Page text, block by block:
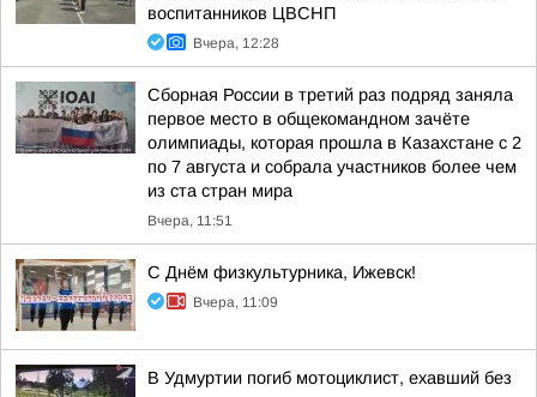
воспитанников ЦВСНП
Вчера, 12:28
Сборная России в третий раз подряд заняла
первое место в общекомандном зачёте
олимпиады, которая прошла в Казахстане с 2
по 7 августа и собрала участников более чем
из ста стран мира
Вчера, 11:51
С Днём физкультурника, Ижевск!
Вчера, 11:09
В Удмуртии погиб мотоциклист, ехавший без